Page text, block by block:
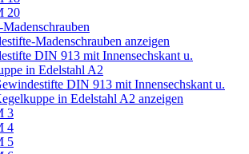
20
Madenschrauben anzeigen
DIN 913 mit Innensechskant u.
in Edelstahl A2
DIN 913 mit Innensechskant u.
in Edelstahl A2 anzeigen
3
4
5